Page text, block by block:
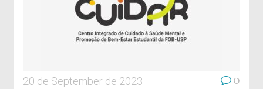
20 de September de 2023 0